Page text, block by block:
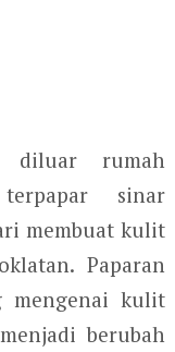
diluar rumah
sinar
membuat kulit
Paparan
mengenai kulit
berubah